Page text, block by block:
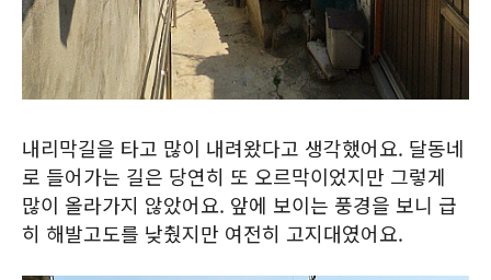
내리막길을 타고 많이 내려왔다고 생각했어요. 달동네
로 들어가는 길은 당연히 또 오르막이었지만 그렇게
많이 올라가지 않았어요. 앞에 보이는 풍경을 보니 급
히 해발고도를 낮췄지만 여전히 고지대였어요.